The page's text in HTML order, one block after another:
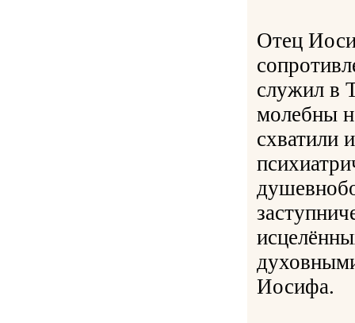
Отец
служил в
молебны
схватили
Иосифа.